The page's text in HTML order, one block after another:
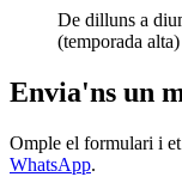
De dilluns a
(temporada alta)
Envia'ns un
Omple el formulari i
WhatsApp.